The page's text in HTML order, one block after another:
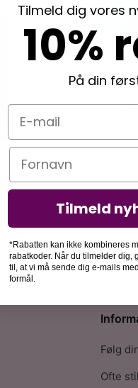
Astrid
på hesteryg –
Følg
Ofte
Tilmeld dig vores
10%
På din
E-mail
Navn
Tilmeld
*Rabatten kan ikke kombineres
rabatkoder. Når du tilmelder dig,
til, at vi må sende dig e-mails
formål.